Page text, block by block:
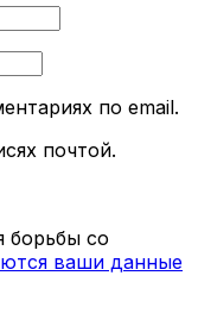
по email.
почтой.
борьбы со
ваши данные